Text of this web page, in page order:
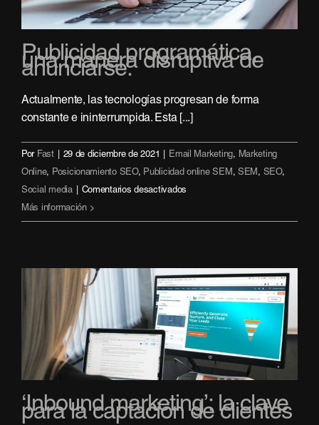
Publicidad programática,
una manera disruptiva de
anunciarse.
Actualmente, las tecnologías progresan de forma
constante e ininterrumpida. Esta [...]
Por Fast 29 de diciembre de 2021 Email Marketing, Marketing
Online, Posicionamiento SEO, Publicidad online SEM ,SEM , SEO,
Social media Comentarios desactivados
disruptiva
de
anunciarse.
Más información
‘Inbound marketing’: la clave
para la captación de clientes